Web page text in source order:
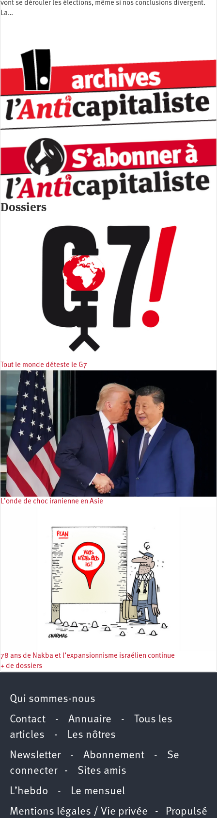
vont se dérouler les élections, même si nos conclusions divergent.
La…
Dossiers
Tout le monde déteste le G7
L’onde de choc iranienne en Asie
78 ans de Nakba et l’expansionnisme israélien continue
+ de dossiers
Qui sommes-nous
Contact - Annuaire -
Tous les
articles - Les nôtres
Newsletter- Abonnement - Se
connecter- Sites amis
L’hebdo - Le mensuel
Mentions légales / Vie privée - Propulsé